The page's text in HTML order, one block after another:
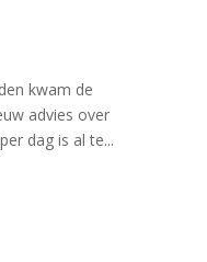
kwam de
advies over
dag is al te...